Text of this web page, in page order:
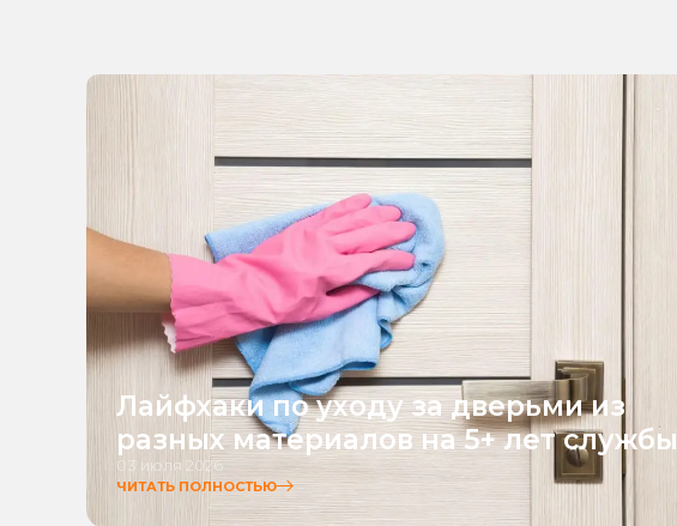
Лайфхаки по уходу за дверьми из
разных материалов на 5+ лет службы
03 июля 2026
ЧИТАТЬ ПОЛНОСТЬЮ